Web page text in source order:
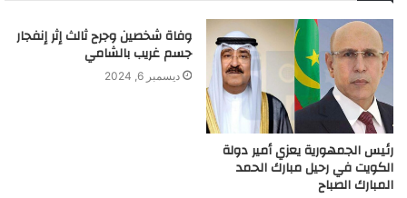
رئيس الجمهورية يعزي أمير دولة
الكويت في رحيل مبارك الحمد
المبارك الصباح
وفاة شخصين وجرح ثالث إثر إنفجار
جسم غريب بالشامي
ديسمبر 6, 2024